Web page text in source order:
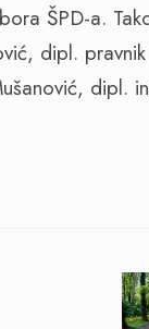
ŠPD-a.
dipl.
dipl.